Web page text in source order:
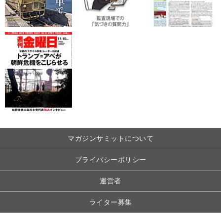
マガジンサミットについて
プライバシーポリシー
運営者
ライター募集